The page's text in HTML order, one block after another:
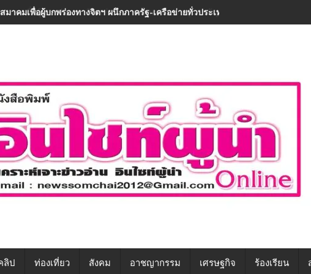
มาคมเพื่อผู้บกพร่องทางจิตฯ ผนึกภาครัฐ-เครือข่ายทั่วประเทศ ขับเคลื่อนทักษะชีวิต ส
ลิป ท่องเที่ยว สังคม อาชญากรรม เศรษฐกิจ ร้องเรียน